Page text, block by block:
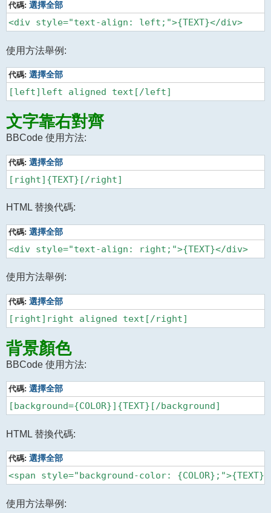
代碼: 選擇全部
使用方法舉例:
代碼: 選擇全部
文字靠右對齊
BBCode 使用方法:
代碼: 選擇全部
HTML 替換代碼:
代碼: 選擇全部
使用方法舉例:
代碼: 選擇全部
背景顏色
BBCode 使用方法:
代碼: 選擇全部
HTML 替換代碼:
代碼: 選擇全部
使用方法舉例: